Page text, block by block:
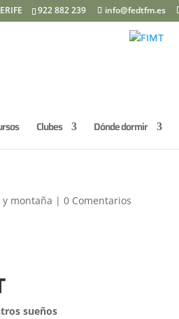
922 882 239 info@fedtfm.es
Clubes Dónde dormir
montaña |0 Comentarios
sueños